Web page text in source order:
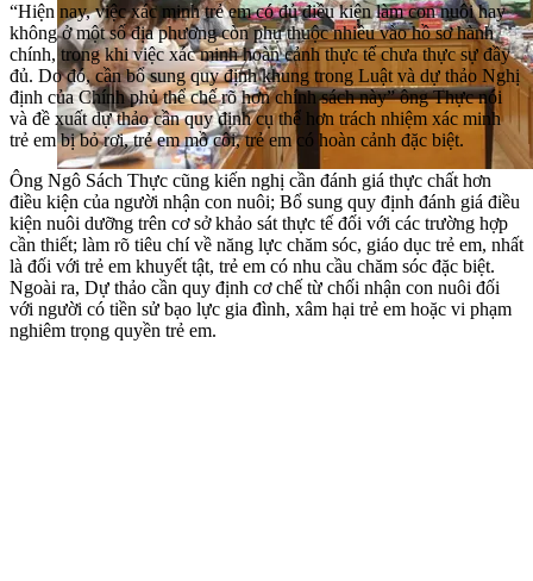
“Hiện nay, việc xác minh trẻ em có đủ điều kiện làm con nuôi hay
không ở một số địa phương còn phụ thuộc nhiều vào hồ sơ hành
chính, trong khi việc xác minh hoàn cảnh thực tế chưa thực sự đầy
đủ. Do đó, cần bổ sung quy định khung trong Luật và dự thảo Nghị
định của Chính phủ thể chế rõ hơn chính sách này” ông Thực nói
và đề xuất dự thảo cần quy định cụ thể hơn trách nhiệm xác minh
trẻ em bị bỏ rơi, trẻ em mồ côi, trẻ em có hoàn cảnh đặc biệt.
Ông Ngô Sách Thực cũng kiến nghị cần đánh giá thực chất hơn
điều kiện của người nhận con nuôi; Bổ sung quy định đánh giá điều
kiện nuôi dưỡng trên cơ sở khảo sát thực tế đối với các trường hợp
cần thiết; làm rõ tiêu chí về năng lực chăm sóc, giáo dục trẻ em, nhất
là đối với trẻ em khuyết tật, trẻ em có nhu cầu chăm sóc đặc biệt.
Ngoài ra, Dự thảo cần quy định cơ chế từ chối nhận con nuôi đối
với người có tiền sử bạo lực gia đình, xâm hại trẻ em hoặc vi phạm
nghiêm trọng quyền trẻ em.